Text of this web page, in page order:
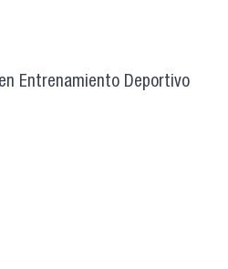
Entrenamiento Deportivo